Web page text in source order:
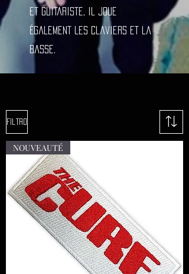
et guitariste, il joue
également les claviers et la
basse.
Filtro
NOUVEAUTÉ